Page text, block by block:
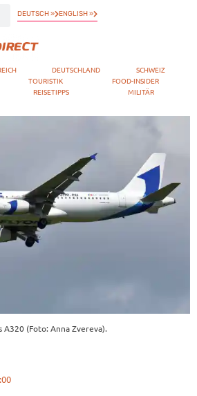
DEUTSCH » ENGLISH »
DEUTSCHLAND
SCHWEIZ
TOURISTIK
FOOD-INSIDER
REISETIPPS MILITÄR
A320 (Foto: Anna Zvereva).